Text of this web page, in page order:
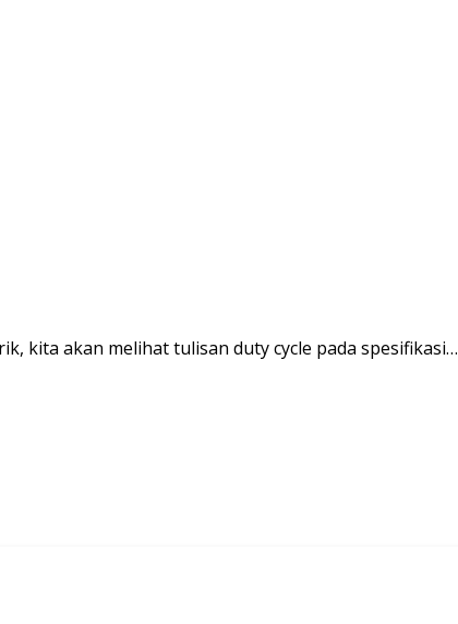
kita akan melihat tulisan duty cycle pada spesifikasi…